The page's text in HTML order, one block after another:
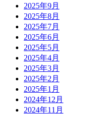
2025年9月
2025年8月
2025年7月
2025年6月
2025年5月
2025年4月
2025年3月
2025年2月
2025年1月
2024年12月
2024年11月